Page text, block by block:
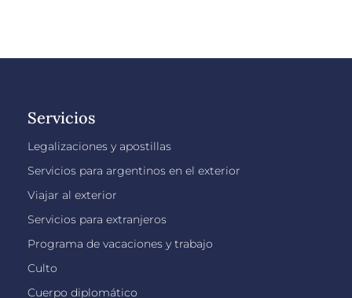
Servicios
Legalizaciones y apostillas
Servicios para argentinos en el exterior
Viajar al exterior
Servicios para extranjeros
Programa de vacaciones y trabajo
Culto
Cuerpo diplomático